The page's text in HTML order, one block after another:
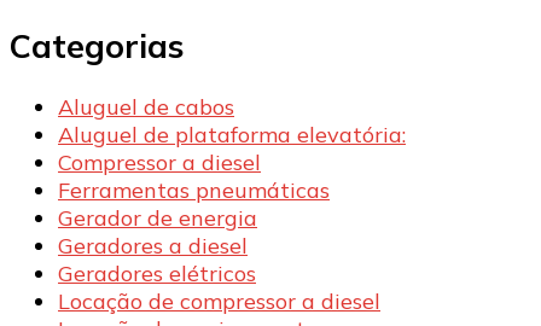
Categorias
Aluguel de cabos
Aluguel de plataforma elevatória:
Compressor a diesel
Ferramentas pneumáticas
Gerador de energia
Geradores a diesel
Geradores elétricos
Locação de compressor a diesel